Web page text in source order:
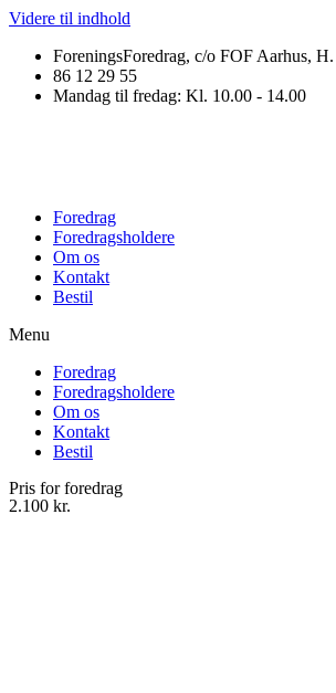
Videre til indhold
ForeningsForedrag, c/o FOF Aarhus,
86 12 29 55
Mandag til fredag: Kl. 10.00 - 14.00
Foredrag
Foredragsholdere
Om os
Kontakt
Bestil
Menu
Foredrag
Foredragsholdere
Om os
Kontakt
Bestil
Pris for foredrag
2.100 kr.